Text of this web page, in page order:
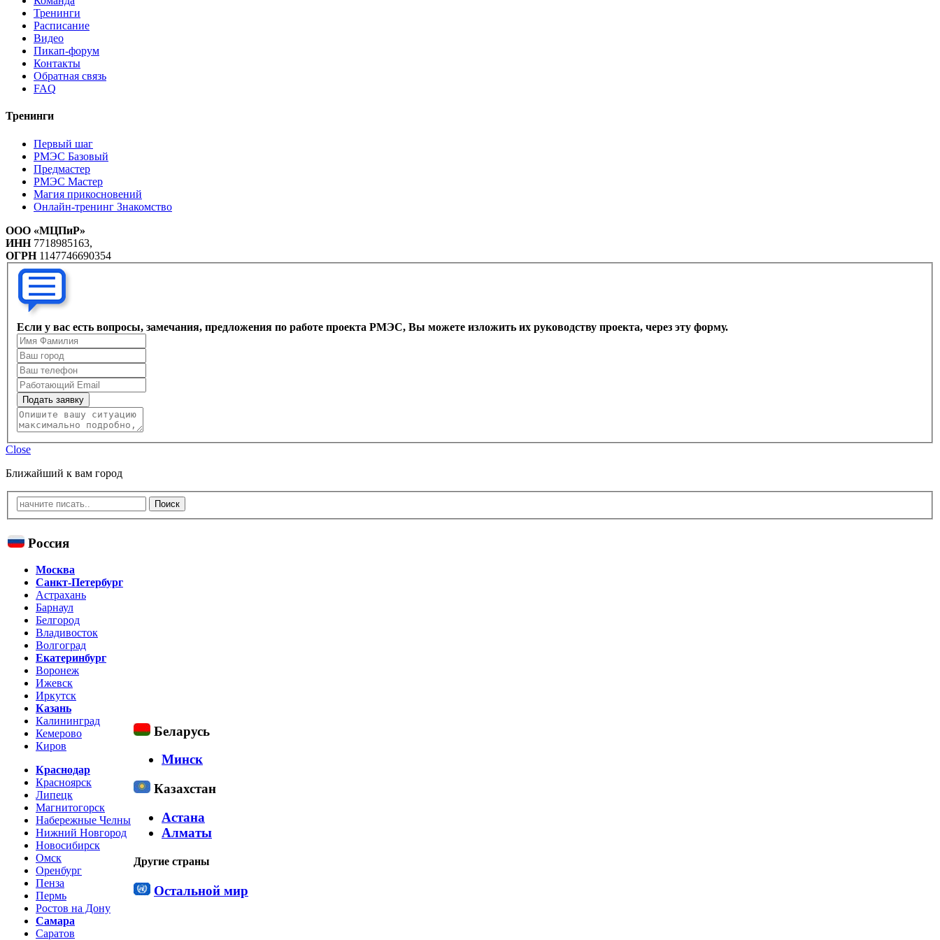
Тренинги
Расписание
Видео
Пикап-форум
Контакты
Обратная связь
FAQ
Тренинги
Первый шаг
РМЭС Базовый
Предмастер
РМЭС Мастер
Магия прикосновений
Онлайн-тренинг Знакомство
ООО «МЦПиР»
ИНН7718985163,
ОГРН1147746690354
Если у вас есть вопросы, замечания, предложения по работе проекта РМЭС, Вы можете изложить их руководству проекта, через эту форму.
Подать заявку
Close
Ближайший к вам город
Россия
Москва
Санкт-Петербург
Астрахань
Барнаул
Белгород
Владивосток
Волгоград
Екатеринбург
Воронеж
Ижевск
Иркутск
Казань
Калининград
Кемерово
Киров
Краснодар
Красноярск
Липецк
Магнитогорск
Набережные Челны
Нижний Новгород
Новосибирск
Омск
Оренбург
Пенза
Пермь
Ростов на Дону
Самара
Саратов
Беларусь
Минск
Казахстан
Астана
Алматы
Другие страны
Остальной мир